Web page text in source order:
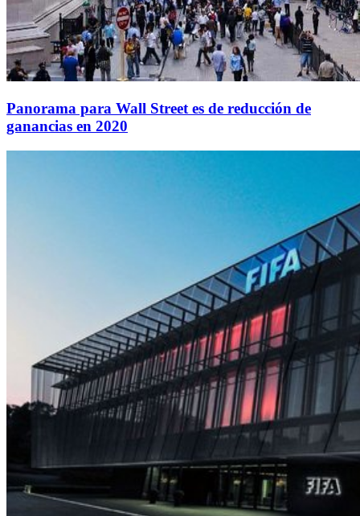
Panorama para Wall Street es de reducción de
ganancias en 2020